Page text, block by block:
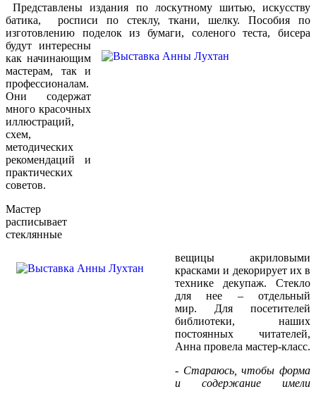
Представлены издания по лоскутному шитью, искусству
батика, росписи по стеклу, ткани, шелку. Пособия по
изготовлению поделок из бумаги, соленоготеста, бисера
будут интересны
как начинающим
мастерам, так и
профессионалам.
Они содержат
много красочных
иллюстраций,
схем,
методических
рекомендаций и
практических
советов.
Мастер
расписывает
стеклянные
вещицы акриловыми
красками и декорирует их в
технике декупаж. Стекло
для нее – отдельный
мир. Для посетителей
библиотеки, наших
постоянных читателей,
Анна провела мастер-класс.
- Стараюсь, чтобы форма
и содержание имели